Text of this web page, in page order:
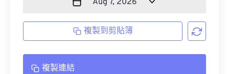
複製到剪貼簿
複製連結